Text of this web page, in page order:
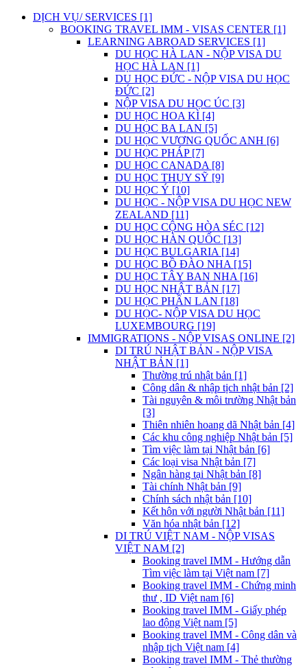
DỊCH VỤ/ SERVICES [1]
BOOKING TRAVEL IMM - VISAS CENTER [1]
LEARNING ABROAD SERVICES [1]
DU HỌC HÀ LAN - NỘP VISA DU
HỌC HÀ LAN [1]
DU HỌC ĐỨC - NỘP VISA DU HỌC
ĐỨC [2]
NỘP VISA DU HỌC ÚC [3]
DU HỌC HOA KÌ [4]
DU HỌC BA LAN [5]
DU HỌC VƯƠNG QUỐC ANH [6]
DU HỌC PHÁP [7]
DU HỌC CANADA [8]
DU HỌC THỤY SỸ [9]
DU HỌC Ý [10]
DU HỌC - NỘP VISA DU HỌC NEW
ZEALAND [11]
DU HỌC CỘNG HÒA SÉC [12]
DU HỌC HÀN QUỐC [13]
DU HỌC BULGARIA [14]
DU HỌC BỒ ĐÀO NHA [15]
DU HỌC TÂY BAN NHA [16]
DU HỌC NHẬT BẢN [17]
DU HỌC PHẦN LAN [18]
DU HỌC- NỘP VISA DU HỌC
LUXEMBOURG [19]
IMMIGRATIONS - NỘP VISAS ONLINE [2]
DI TRÚ NHẬT BẢN - NỘP VISA
NHẬT BẢN [1]
Thường trú nhật bản [1]
Công dân & nhập tịch nhật bản [2]
Tài nguyên & môi trường Nhật bản
[3]
Thiên nhiên hoang dã Nhật bản [4]
Các khu công nghiệp Nhật bản [5]
Tìm việc làm tại Nhật bản [6]
Các loại visa Nhật bản [7]
Ngân hàng tại Nhật bản [8]
Tài chính Nhật bản [9]
Chính sách nhật bản [10]
Kết hôn với người Nhật bản [11]
Văn hóa nhật bản [12]
DI TRÚ VIỆT NAM - NỘP VISAS
VIỆT NAM [2]
Booking travel IMM - Hướng dẫn
Tìm việc làm tại Việt nam [7]
Booking travel IMM - Chứng minh
thư , ID Việt nam [6]
Booking travel IMM - Giấy phép
lao động Việt nam [5]
Booking travel IMM - Công dân và
nhập tịch Việt nam [4]
Booking travel IMM - Thẻ thường